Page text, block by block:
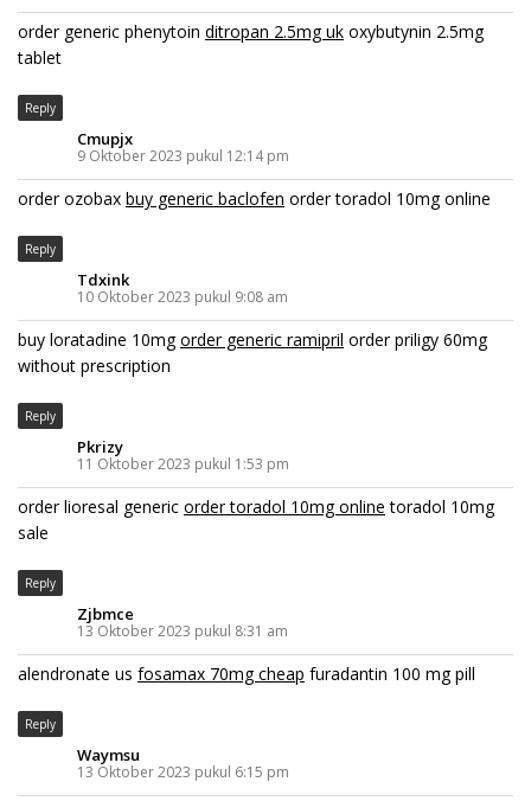
order generic phenytoin ditropan 2.5mg uk oxybutynin 2.5mg
tablet
Reply
Cmupjx
9 Oktober 2023 pukul 12:14 pm
order ozobax buy generic baclofen order toradol 10mg online
Reply
Tdxink
10 Oktober 2023 pukul 9:08 am
buy loratadine 10mgorder generic ramipril order priligy 60mg
without prescription
Reply
Pkrizy
11 Oktober 2023 pukul 1:53 pm
order lioresal generic order toradol 10mg online toradol 10mg
sale
Reply
Zjbmce
13 Oktober 2023 pukul 8:31 am
alendronate us fosamax 70mg cheap furadantin 100 mg pill
Reply
Waymsu
13 Oktober 2023 pukul 6:15 pm